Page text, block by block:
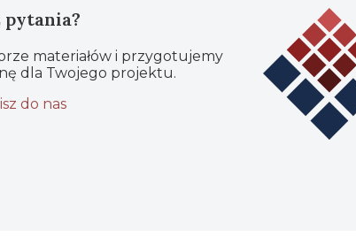
pytania?
materiałów i przygotujemy
dla Twojego projektu.
do nas